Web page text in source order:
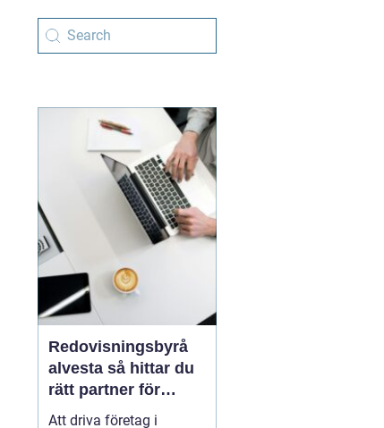
Redovisningsbyrå
alvesta så hittar du
rätt partner för
företagets ekonomi
Att driva företag i